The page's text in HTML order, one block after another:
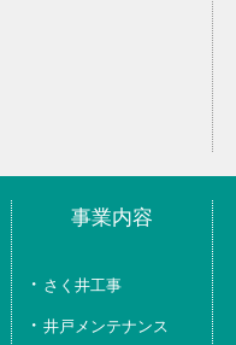
事業内容
さく井工事
井戸メンテナンス